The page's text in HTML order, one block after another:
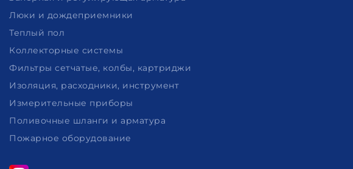
Люки и дождеприемники
Теплый пол
Коллекторные системы
Фильтры сетчатые, колбы, картриджи
Изоляция, расходники, инструмент
Измерительные приборы
Поливочные шланги и арматура
Пожарное оборудование